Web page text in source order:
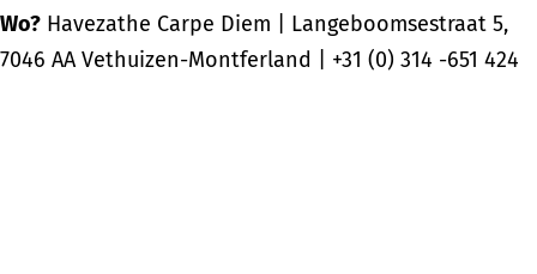
Wo? Havezathe Carpe Diem | Langeboomsestraat 5,
7046 AA Vethuizen-Montferland | +31 (0) 314 -651 424